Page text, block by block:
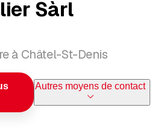
Sàrl
à Châtel-St-Denis
Autres moyens de contact